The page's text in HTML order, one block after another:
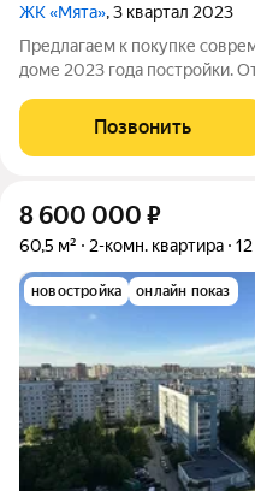
ЖК «Мята», 3 квартал 2023
Предлагаем к покупке
доме 2023 года постройки.
остается вся мебель и
Позвонить
8 600 000 ₽
60,5 м² 2-комн. квартира 12
новостройка онлайн показ